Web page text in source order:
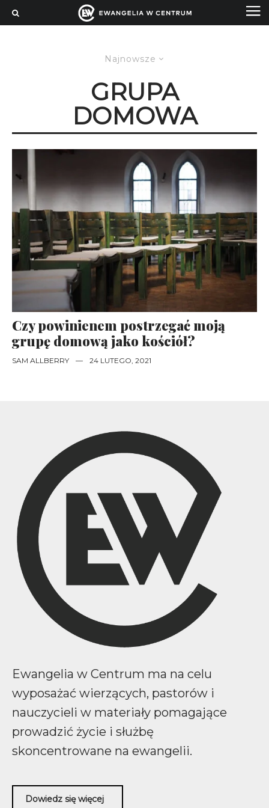
Najnowsze
GRUPA
DOMOWA
Czy powinienem postrzegać moją
grupę domową jako kościół?
SAM ALLBERRY — 24 LUTEGO, 2021
Ewangelia w Centrum ma na celu
wyposażać wierzących, pastorów i
nauczycieli w materiały pomagające
prowadzić życie i służbę
skoncentrowane na ewangelii.
Dowiedz się więcej